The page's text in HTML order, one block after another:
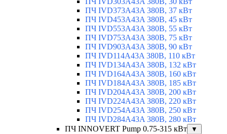
ПЧ IVD373A43A 380В, 37 кВт
ПЧ IVD453A43A 380В, 45 кВт
ПЧ IVD553A43A 380В, 55 кВт
ПЧ IVD753A43A 380В, 75 кВт
ПЧ IVD903A43A 380В, 90 кВт
ПЧ IVD114A43A 380В, 110 кВт
ПЧ IVD134A43A 380В, 132 кВт
ПЧ IVD164A43A 380В, 160 кВт
ПЧ IVD184A43A 380В, 185 кВт
ПЧ IVD204A43A 380В, 200 кВт
ПЧ IVD224A43A 380В, 220 кВт
ПЧ IVD254A43A 380В, 250 кВт
ПЧ IVD284A43A 380В, 280 кВт
ПЧ INNOVERT Pump 0.75-315 кВт
▼